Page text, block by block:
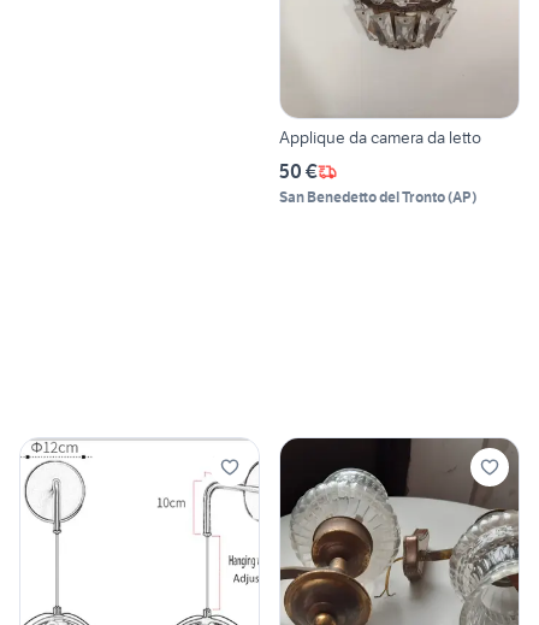
Applique da camera da letto
50 €
San Benedetto del Tronto(AP)